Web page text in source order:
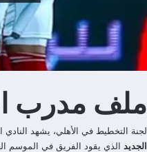
ملف مدرب
لجنة التخطيط في الأهلي، يشهد النادي
الجديد الذي يقود الفريق في الموسم